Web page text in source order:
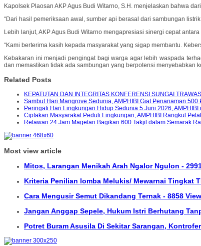
Kapolsek Plaosan AKP Agus Budi Witarno, S.H. menjelaskan bahwa
“Dari hasil pemeriksaan awal, sumber api berasal dari sambungan
Lebih lanjut, AKP Agus Budi Witarno mengapresiasi sinergi cepat
“Kami berterima kasih kepada masyarakat yang sigap membantu.
Kebakaran ini menjadi pengingat bagi warga agar lebih waspada
dan memastikan tidak ada sambungan yang berpotensi menyebabkan
Related Posts
KEPATUTAN DAN INTEGRITAS KONFERENSI SUNGAI
Sambut Hari Mangrove Sedunia, AMPHIBI Giat Penanaman 500
Peringati Hari Lingkungan Hidup Sedunia 5 Juni 2026,
Ciptakan Masyarakat Peduli Lingkungan, AMPHIBI Rangkul
Relawan 24 Jam Magetan Bagikan 600 Takjil dalam Semarak
Most view article
Mitos, Larangan Menikah Arah Ngalor Ngulon -
Kriteria Penilian lomba Melukis/ Mewarnai Tingkat
Cara Mengusir Semut Dikandang Ternak - 8858
Jangan Anggap Sepele, Hukum Istri Berhutang
Potret Buram Asusila Di Sekitar Sarangan,